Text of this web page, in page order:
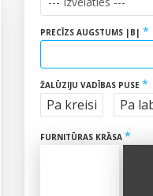
PRECĪZS AUGSTUMS |B|
ŽALŪZIJU VADĪBAS PUSE
Pa kreisi Pa
FURNITŪRAS KRĀSA